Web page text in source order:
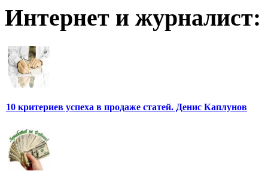
Интернет и журналист:
10 критериев успеха в продаже статей. Денис Каплунов